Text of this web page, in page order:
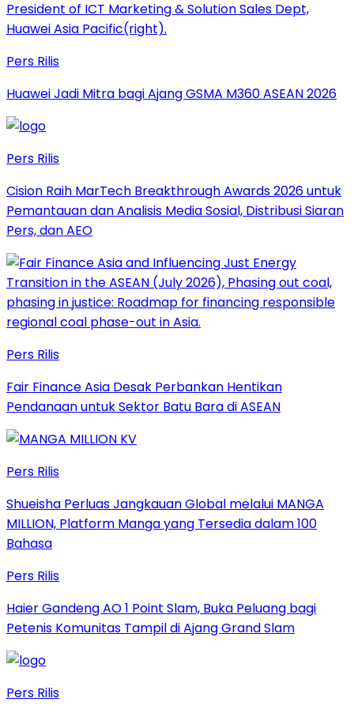
Pers Rilis
Huawei Jadi Mitra bagi Ajang GSMA M360 ASEAN 2026
Pers Rilis
Cision Raih MarTech Breakthrough Awards 2026 untuk
Pemantauan dan Analisis Media Sosial, Distribusi Siaran
Pers, dan AEO
Pers Rilis
Fair Finance Asia Desak Perbankan Hentikan
Pendanaan untuk Sektor Batu Bara di ASEAN
Pers Rilis
Shueisha Perluas Jangkauan Global melalui MANGA
MILLION, Platform Manga yang Tersedia dalam 100
Bahasa
Pers Rilis
Haier Gandeng AO 1 Point Slam, Buka Peluang bagi
Petenis Komunitas Tampil di Ajang Grand Slam
Pers Rilis